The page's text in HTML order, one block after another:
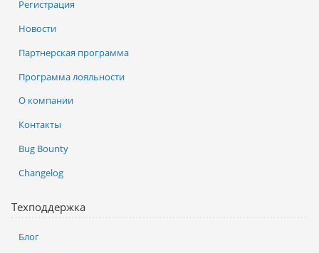
Регистрация
Новости
Партнерская программа
Программа лояльности
О компании
Контакты
Bug Bounty
Changelog
Техподдержка
Блог